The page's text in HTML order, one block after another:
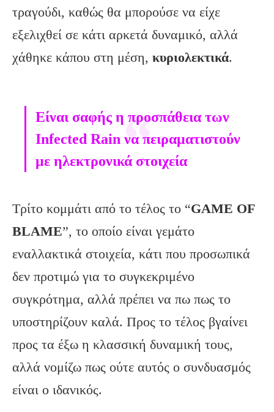
τραγούδι, καθώς θα μπορούσε να είχε
εξελιχθεί σε κάτι αρκετά δυναμικό, αλλά
χάθηκε κάπου στη μέση, κυριολεκτικά.
Είναι σαφής η προσπάθεια των
Infected Rain να πειραματιστούν
με ηλεκτρονικά στοιχεία
Τρίτο κομμάτι από το τέλος το “GAME OF
BLAME”, το οποίο είναι γεμάτο
εναλλακτικά στοιχεία, κάτι που προσωπικά
δεν προτιμώ για το συγκεκριμένο
συγκρότημα, αλλά πρέπει να πω πως το
υποστηρίζουν καλά. Προς το τέλος βγαίνει
προς τα έξω η κλασσική δυναμική τους,
αλλά νομίζω πως ούτε αυτός ο συνδυασμός
είναι ο ιδανικός.